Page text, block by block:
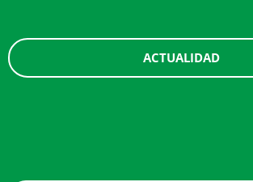
ACTUALIDAD